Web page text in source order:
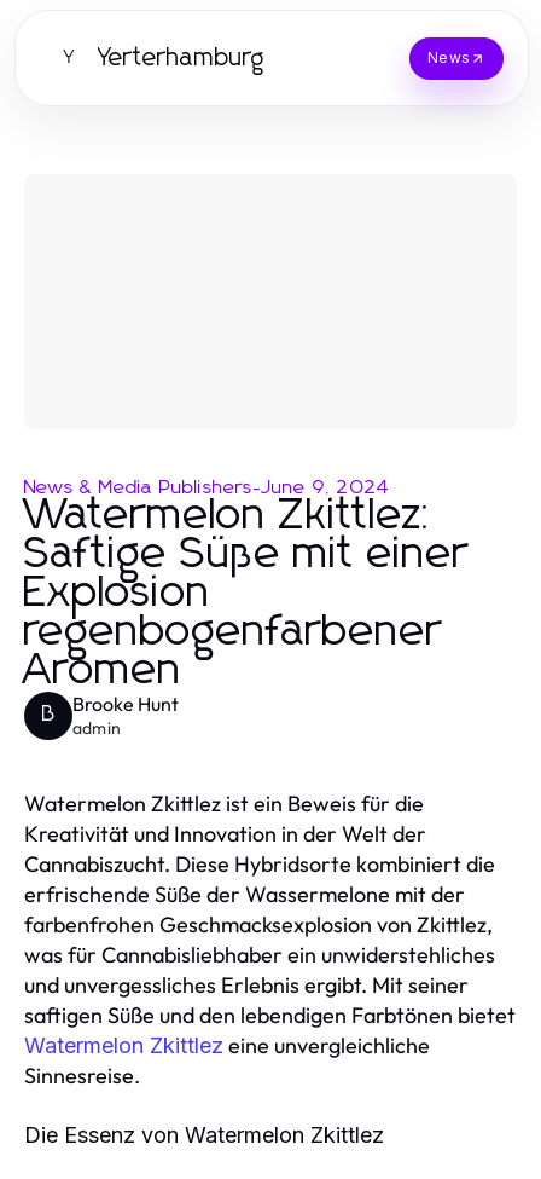
Y Yerterhamburg News
News & Media Publishers-June 9, 2024
Watermelon Zkittlez:
Saftige Süße mit einer
Explosion
regenbogenfarbener
Aromen
B Brooke Hunt
admin
Watermelon Zkittlez ist ein Beweis für die
Kreativität und Innovation in der Welt der
Cannabiszucht. Diese Hybridsorte kombiniert die
erfrischende Süße der Wassermelone mit der
farbenfrohen Geschmacksexplosion von Zkittlez,
was für Cannabisliebhaber ein unwiderstehliches
und unvergessliches Erlebnis ergibt. Mit seiner
saftigen Süße und den lebendigen Farbtönen bietet
Watermelon Zkittlez eine unvergleichliche
Sinnesreise.
Die Essenz von Watermelon Zkittlez